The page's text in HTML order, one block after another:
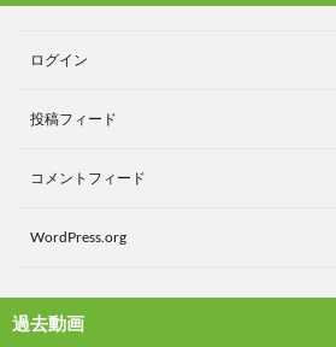
ログイン
投稿フィード
コメントフィード
WordPress.org
過去動画